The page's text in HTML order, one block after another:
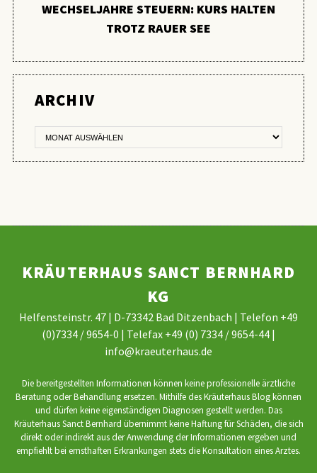
WECHSELJAHRE STEUERN: KURS HALTEN
TROTZ RAUER SEE
ARCHIV
KRÄUTERHAUS SANCT BERNHARD
KG
Helfensteinstr. 47 | D-73342 Bad Ditzenbach | Telefon +49
(0)7334 / 9654-0 | Telefax +49 (0) 7334 / 9654-44 |
info@kraeuterhaus.de
Die bereitgestellten Informationen können keine professionelle ärztliche
Beratung oder Behandlung ersetzen. Mithilfe des Kräuterhaus Blog können
und dürfen keine eigenständigen Diagnosen gestellt werden. Das
Kräuterhaus Sanct Bernhard übernimmt keine Haftung für Schäden, die sich
direkt oder indirekt aus der Anwendung der Informationen ergeben und
empfiehlt bei ernsthaften Erkrankungen stets die Konsultation eines Arztes.